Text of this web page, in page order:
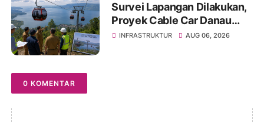
Survei Lapangan Dilakukan,
Proyek Cable Car Danau
Toba Masih Terkendala
INFRASTRUKTUR AUG 06, 2026
0 KOMENTAR